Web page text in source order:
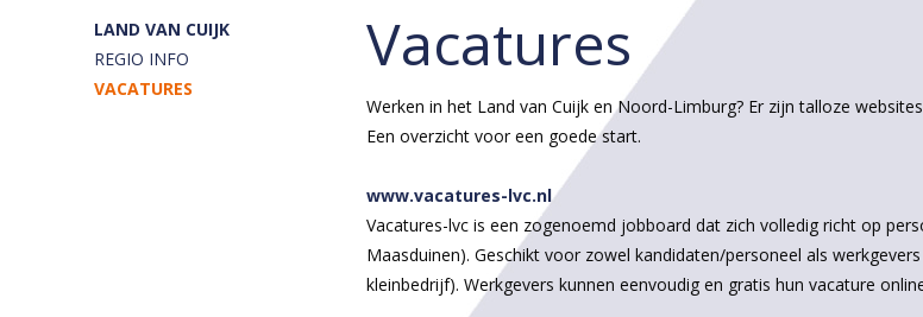
LAND VAN CUIJK
REGIO INFO
VACATURES
Vacatures
Werken in het Land van Cuijk en Noord-Limburg? Er zijn talloze
Een overzicht voor een goede start.
www.vacatures-lvc.nl
Vacatures-lvc is een zogenoemd jobboard dat zich volledig richt op
Maasduinen). Geschikt voor zowel kandidaten/personeel als
kleinbedrijf). Werkgevers kunnen eenvoudig en gratis hun vacature